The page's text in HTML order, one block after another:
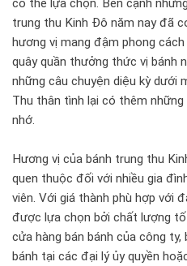
có thể lựa chọn. Bên cạnh
trung thu Kinh Đô năm nay đã
hương vị mang đậm phong
quây quần thưởng thức vị bánh
những câu chuyện diệu kỳ dưới
Thu thân tình lại có thêm
nhớ.
Hương vị của bánh trung thu
quen thuộc đối với nhiều gia
viên. Với giá thành phù hợp với
được lựa chọn bởi chất lượng
cửa hàng bán bánh của công
bánh tại các đại lý ủy quyền